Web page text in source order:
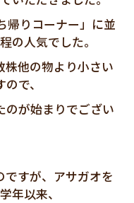
帰りコーナー」に並
の人気でした。
株他の物より小さい
で、
のが始まりでござい
ですが、アサガオを
年以来、